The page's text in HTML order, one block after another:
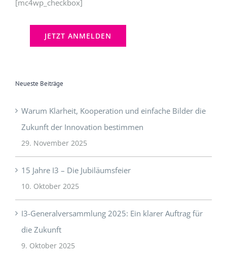
[mc4wp_checkbox]
Neueste Beiträge
Warum Klarheit, Kooperation und einfache Bilder die
Zukunft der Innovation bestimmen
29. November 2025
15 Jahre I3 – Die Jubiläumsfeier
10. Oktober 2025
I3-Generalversammlung 2025: Ein klarer Auftrag für
die Zukunft
9. Oktober 2025